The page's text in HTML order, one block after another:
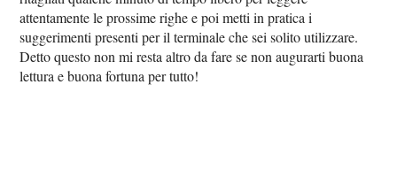
attentamente le prossime righe e poi metti in pratica i
suggerimenti presenti per il terminale che sei solito utilizzare.
Detto questo non mi resta altro da fare se non augurarti buona
lettura e buona fortuna per tutto!